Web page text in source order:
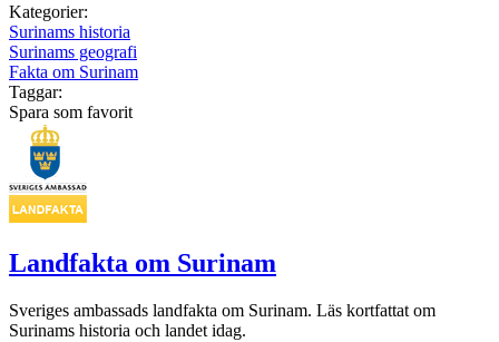
Kategorier:
Surinams historia
Surinams geografi
Fakta om Surinam
Taggar:
Spara som favorit
Landfakta om Surinam
Sveriges ambassads landfakta om Surinam. Läs kortfattat om
Surinams historia och landet idag.